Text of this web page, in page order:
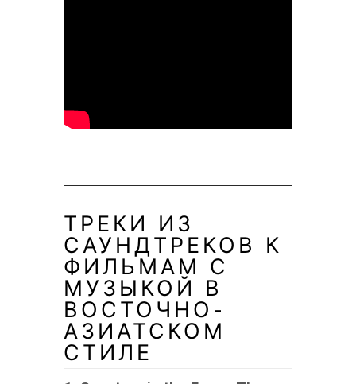
ТРЕКИ ИЗ
САУНДТРЕКОВ К
ФИЛЬМАМ С
МУЗЫКОЙ В
ВОСТОЧНО-
АЗИАТСКОМ
СТИЛЕ